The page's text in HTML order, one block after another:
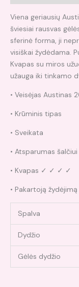
Viena geriausių
šviesiai rausvas
sferinė forma, ji
visiškai žydėdama.
Kvapas su miros
užauga iki tinkamo
• Veisėjas Austinas
• Krūminis tipas
• Sveikata
• Atsparumas šalčiui
• Kvapas ✓ ✓ ✓ ✓
• Pakartoją žydėjimą
Spalva
Dydžio
Gėlės dydžio